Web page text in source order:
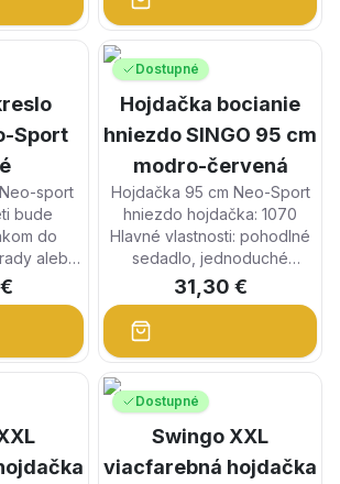
Sport
sport
bude
do
alebo
Dostupné
Hojdačka bocianie
hniezdo SINGO 95 cm
modro-červená
Hojdačka 95 cm Neo-Sport
hniezdo hojdačka: 1070
Hlavné vlastnosti: pohodlné
sedadlo, jednoduché
čistenie, pevné laná. Toto je
skvelý...
31,30 €
Dostupné
Swingo XXL
viacfarebná hojdačka